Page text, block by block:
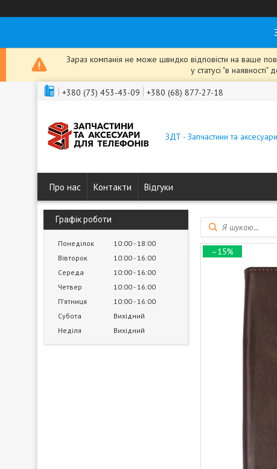
Зараз компанія не може швидко відповісти на ваше
у статусі "в
+380 (73) 453-43-09 +380 (68) 877-27-18
ЗДТ - Запчастини та
Про нас Контакти Відгуки
Графік роботи
Понеділок 10:00 18:00
Вівторок
10:00 16:00
Середа
10:00 16:00
Четвер
10:00 16:00
Пʼятниця
10:00 16:00
Субота
Вихідний
Неділя
Вихідний
–15%